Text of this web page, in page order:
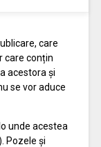
care
care conțin
acestora și
se vor aduce
unde acestea
Pozele și